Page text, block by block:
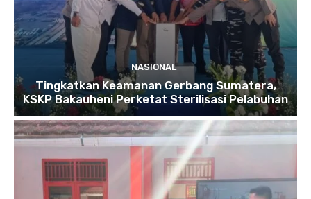
NASIONAL
Tingkatkan Keamanan Gerbang Sumatera,
KSKP Bakauheni Perketat Sterilisasi Pelabuhan